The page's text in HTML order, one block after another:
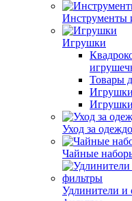
Инструменты
Игрушки
Товары
Уход за
Чайные
Удлинители и